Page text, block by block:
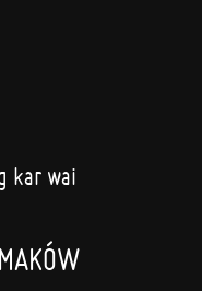
kar wai